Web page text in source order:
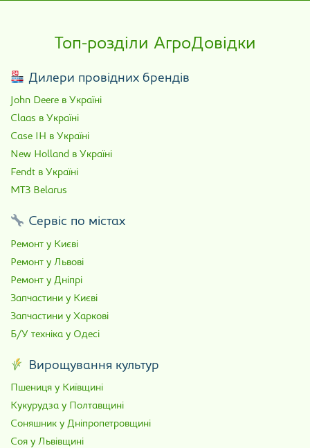
Топ-розділи АгроДовідки
Дилери провідних брендів
John Deere в Україні
Claas в Україні
Case IH в Україні
New Holland в Україні
Fendt в Україні
МТЗ Belarus
Сервіс по містах
Ремонт у Києві
Ремонт у Львові
Ремонт у Дніпрі
Запчастини у Києві
Запчастини у Харкові
Б/У техніка у Одесі
Вирощування культур
Пшениця у Київщині
Кукурудза у Полтавщині
Соняшник у Дніпропетровщині
Соя у Львівщині